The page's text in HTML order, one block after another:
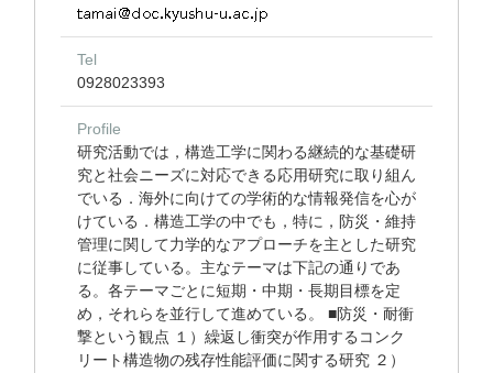
Tel
0928023393
Profile
研究活動では，構造工学に関わる継続的な基礎研
究と社会ニーズに対応できる応用研究に取り組ん
でいる．海外に向けての学術的な情報発信を心が
けている．構造工学の中でも，特に，防災・維持
管理に関して力学的なアプローチを主とした研究
に従事している。主なテーマは下記の通りであ
る。各テーマごとに短期・中期・長期目標を定
め，それらを並行して進めている。 ■防災・耐衝
撃という観点 １）繰返し衝突が作用するコンク
リート構造物の残存性能評価に関する研究 ２）